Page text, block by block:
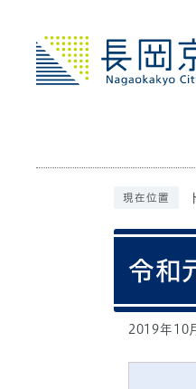
現在位置
令和
2019年10